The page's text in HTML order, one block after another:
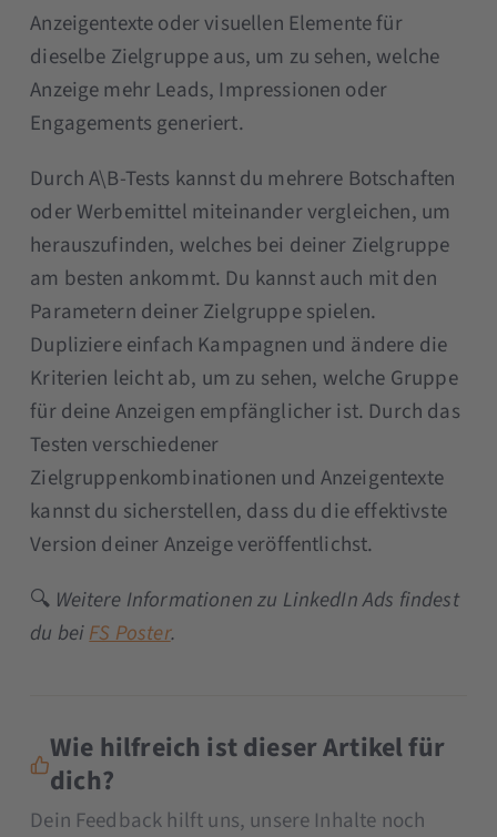
Anzeigentexte oder visuellen Elemente für
dieselbe Zielgruppe aus, um zu sehen, welche
Anzeige mehr Leads, Impressionen oder
Engagements generiert.
Durch A\B-Tests kannst du mehrere Botschaften
oder Werbemittel miteinander vergleichen, um
herauszufinden, welches bei deiner Zielgruppe
am besten ankommt. Du kannst auch mit den
Parametern deiner Zielgruppe spielen.
Dupliziere einfach Kampagnen und ändere die
Kriterien leicht ab, um zu sehen, welche Gruppe
für deine Anzeigen empfänglicher ist. Durch das
Testen verschiedener
Zielgruppenkombinationen und Anzeigentexte
kannst du sicherstellen, dass du die effektivste
Version deiner Anzeige veröffentlichst.
🔍 Weitere Informationen zu LinkedIn Ads findest
du beiFS Poster.
Wie hilfreich ist dieser Artikel für
dich?
Dein Feedback hilft uns, unsere Inhalte noch